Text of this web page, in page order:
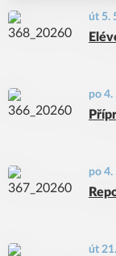
út 5.
po 4.
po 4.
út